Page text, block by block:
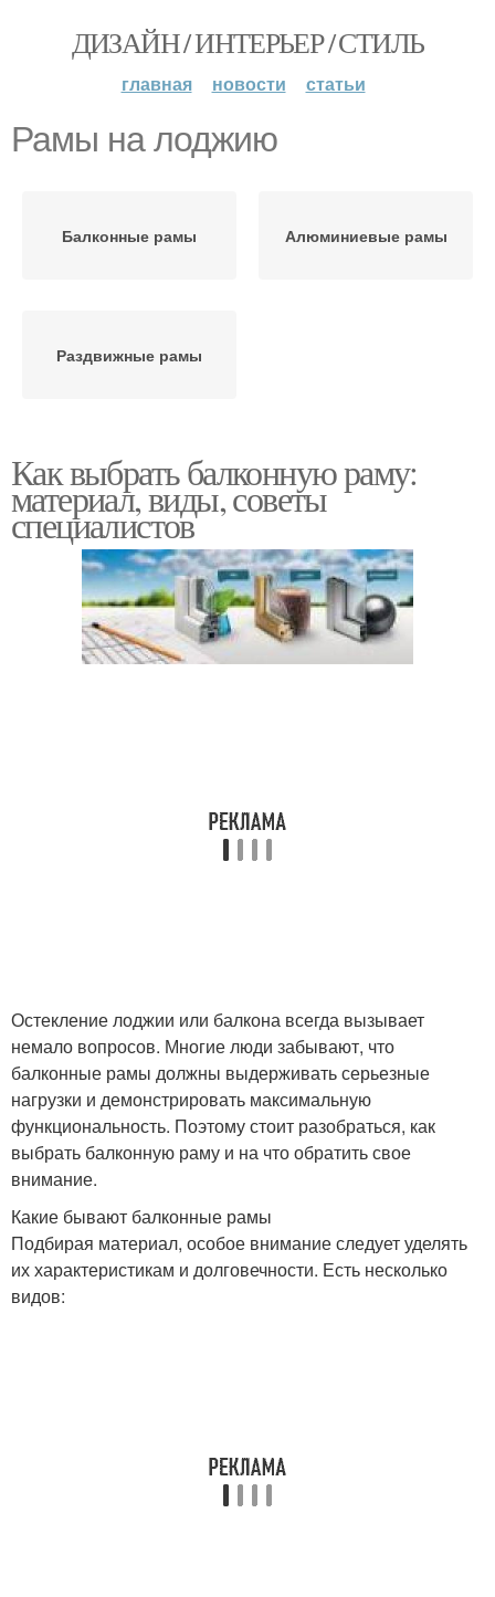
ДИЗАЙН / ИНТЕРЬЕР / СТИЛЬ
главная новости статьи
Рамы на лоджию
Балконные рамы Алюминиевые рамы
Раздвижные рамы
Как выбрать балконную раму:
материал, виды, советы
специалистов
Остекление лоджии или балкона всегда вызывает
немало вопросов. Многие люди забывают, что
балконные рамы должны выдерживать серьезные
нагрузки и демонстрировать максимальную
функциональность. Поэтому стоит разобраться, как
выбрать балконную раму и на что обратить свое
внимание.
Какие бывают балконные рамы
Подбирая материал, особое внимание следует уделять
их характеристикам и долговечности. Есть несколько
видов: